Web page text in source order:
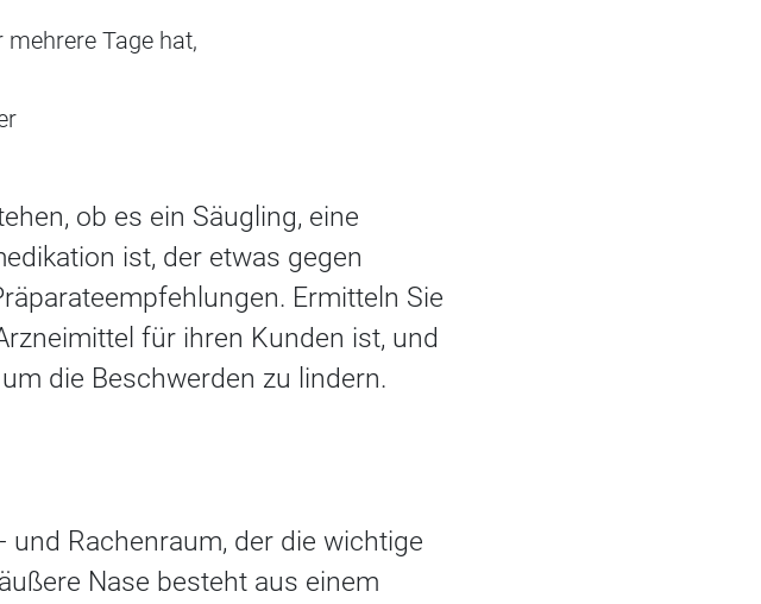
Tage hat,
ob es ein Säugling, eine
ist, der etwas gegen
Ermitteln Sie
für ihren Kunden ist, und
die Beschwerden zu lindern.
Rachenraum, der die wichtige
Nase besteht aus einem